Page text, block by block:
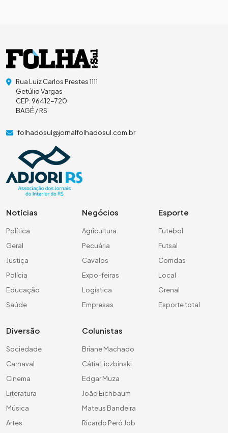
Rua Luiz Carlos Prestes 1111
Getúlio Vargas
CEP: 96412-720
BAGÉ / RS
folhadosul@jornalfolhadosul.com.br
Notícias
Política
Geral
Justiça
Polícia
Educação
Saúde
Negócios
Agricultura
Pecuária
Cavalos
Expo-feiras
Logística
Empresas
Esporte
Futebol
Futsal
Corridas
Local
Grenal
Esporte total
Diversão
Sociedade
Carnaval
Cinema
Literatura
Música
Artes
Colunistas
Briane Machado
Cátia Liczbinski
Edgar Muza
João Eichbaum
Mateus Bandeira
Ricardo Peró Job